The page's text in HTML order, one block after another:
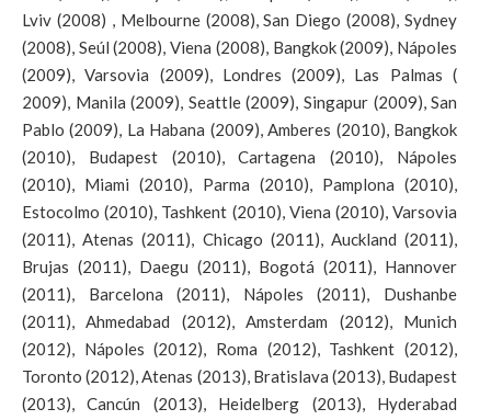
Lviv (2008) , Melbourne (2008), San Diego (2008), Sydney
(2008), Seúl (2008), Viena (2008), Bangkok (2009), Nápoles
(2009), Varsovia (2009), Londres (2009), Las Palmas (
2009), Manila (2009), Seattle (2009), Singapur (2009), San
Pablo (2009), La Habana (2009), Amberes (2010), Bangkok
(2010), Budapest (2010), Cartagena (2010), Nápoles
(2010), Miami (2010), Parma (2010), Pamplona (2010),
Estocolmo (2010), Tashkent (2010), Viena (2010), Varsovia
(2011), Atenas (2011), Chicago (2011), Auckland(2011),
Brujas (2011), Daegu (2011), Bogotá (2011), Hannover
(2011), Barcelona (2011), Nápoles (2011), Dushanbe
(2011), Ahmedabad (2012), Amsterdam (2012), Munich
(2012), Nápoles (2012), Roma (2012), Tashkent (2012),
Toronto (2012), Atenas (2013), Bratislava (2013), Budapest
(2013), Cancún (2013), Heidelberg (2013), Hyderabad